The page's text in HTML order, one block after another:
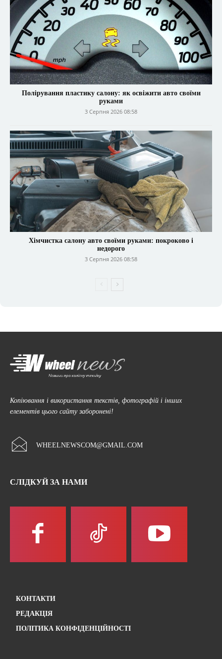
Полірування пластику салону: як освіжити авто своїми
руками
3 Серпня 2026 08:58
Хімчистка салону авто своїми руками: покроково і
недорого
3 Серпня 2026 08:58
Копіювання і використання текстів, фотографій і інших
елементів цього сайту заборонені!
WHEELNEWSCOM@GMAIL.COM
СЛІДКУЙ ЗА НАМИ
КОНТАКТИ
РЕДАКЦІЯ
ПОЛІТИКА КОНФІДЕНЦІЙНОСТІ